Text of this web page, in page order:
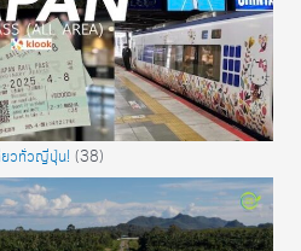
ยวทั่วญี่ปุ่น! (38)